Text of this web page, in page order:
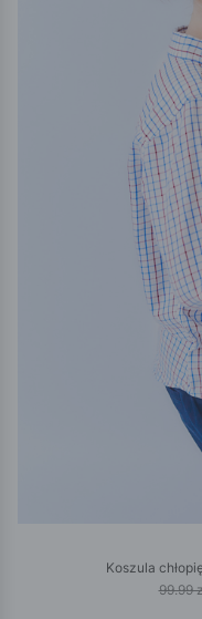
Koszula
99.99